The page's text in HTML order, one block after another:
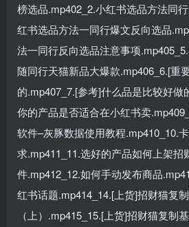
榜选品.mp402_2.小红书选品方法同
红书选品方法一同行爆文反向选品
法一同行反向选品注意事项
随同行天猫新品大爆款.mp406_6.[重
的.mp407_7.[参考]什么品是比较好做
你的产品是否适合在小红书卖
软件–灰豚数据使用教程.mp410_10.
求.mp411_11.选好的产品如何上架招
件.mp412_12.如何手动发布商品
红书话题.mp414_14.[上货]招财猫复
（上）.mp415_15.[上货]招财猫复制